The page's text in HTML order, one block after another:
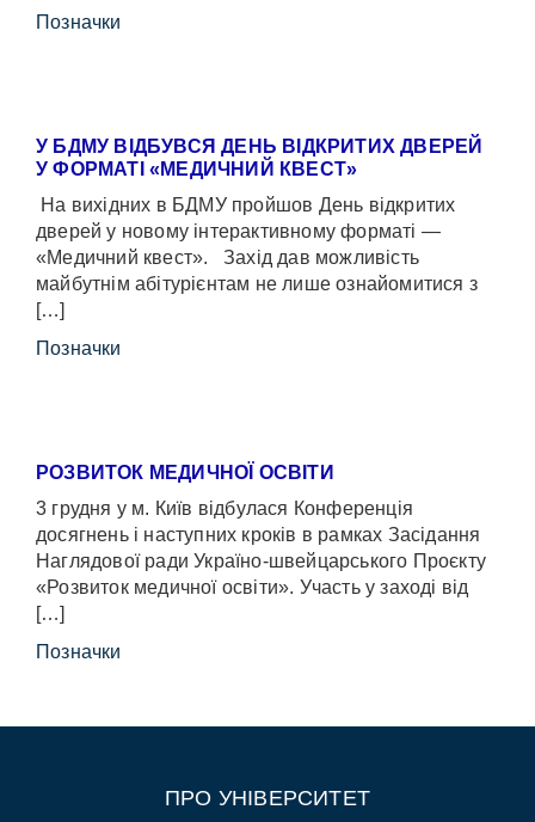
Позначки
У БДМУ ВІДБУВСЯ ДЕНЬ ВІДКРИТИХ ДВЕРЕЙ
У ФОРМАТІ «МЕДИЧНИЙ КВЕСТ»
На вихідних в БДМУ пройшов День відкритих
дверей у новому інтерактивному форматі —
«Медичний квест». Захід дав можливість
майбутнім абітурієнтам не лише ознайомитися з
[…]
Позначки
РОЗВИТОК МЕДИЧНОЇ ОСВІТИ
3 грудня у м. Київ відбулася Конференція
досягнень і наступних кроків в рамках Засідання
Наглядової ради Україно-швейцарського Проєкту
«Розвиток медичної освіти». Участь у заході від
[…]
Позначки
ПРО УНІВЕРСИТЕТ